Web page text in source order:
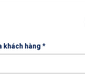
khách hàng *